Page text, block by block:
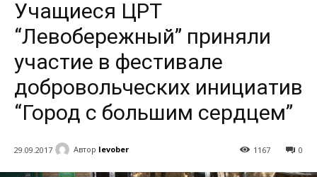
Учащиеся ЦРТ
“Левобережный” приняли
участие в фестивале
добровольческих инициатив
“Город с большим сердцем”
29.09.2017 Автор levober 0
1167